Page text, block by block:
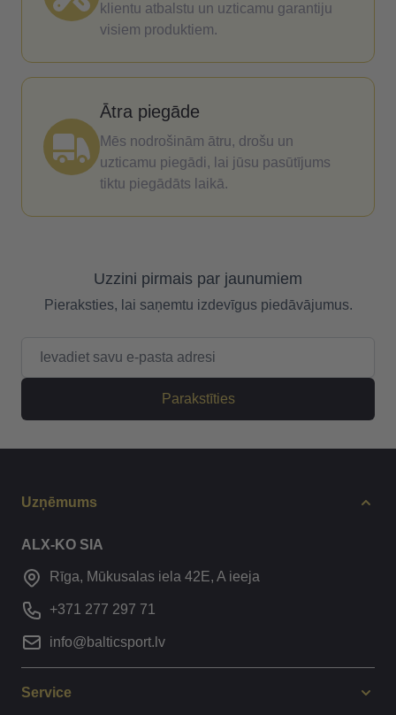
klientu atbalstu un uzticamu garantiju
visiem produktiem.
Ātra piegāde
Mēs nodrošinām ātru, drošu un
uzticamu piegādi, lai jūsu pasūtījums
tiktu piegādāts laikā.
Uzzini pirmais par jaunumiem
Pieraksties, lai saņemtu izdevīgus piedāvājumus.
Parakstīties
Uzņēmums
ALX-KO SIA
Rīga, Mūkusalas iela 42E, A ieeja
+371 277 297 71
info@balticsport.lv
Service